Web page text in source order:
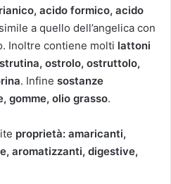
acido formico, acido
simile a quello dell’angelica con
Inoltre contiene molti lattoni
ostrolo, ostruttolo,
. Infine sostanze
gomme, olio grasso.
proprietà: amaricanti,
aromatizzanti, digestive,